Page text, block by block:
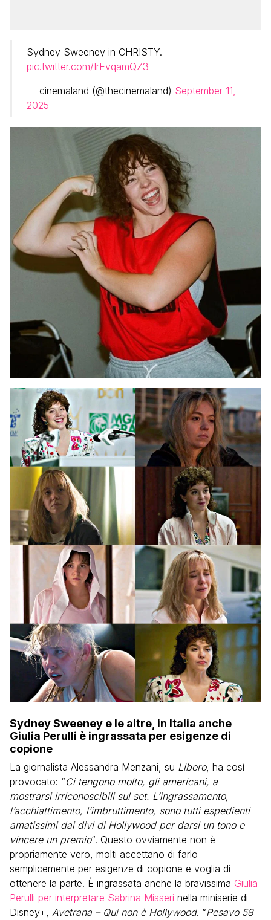
Sydney Sweeney in CHRISTY.
pic.twitter.com/IrEvqamQZ3
— cinemaland (@thecinemaland) September 11,
2025
Sydney Sweeney e le altre, in Italia anche
Giulia Perulli è ingrassata per esigenze di
copione
La giornalista Alessandra Menzani, su Libero, ha così
provocato: “Ci tengono molto, gli americani, a
mostrarsi irriconoscibili sul set. L’ingrassamento,
l’acchiattimento, l’imbruttimento, sono tutti espedienti
amatissimi dai divi di Hollywood per darsi un tono e
vincere un premio“. Questo ovviamente non è
propriamente vero, molti accettano di farlo
semplicemente per esigenze di copione e voglia di
ottenere la parte. È ingrassata anche la bravissima Giulia
Perulli per interpretare Sabrina Misseri nella miniserie di
Disney+, Avetrana – Qui non è Hollywood. “Pesavo 58